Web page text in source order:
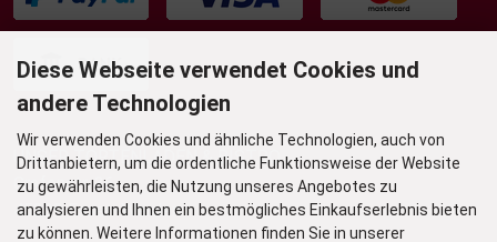
UNSER TORTENLADEN & BISTRO
Grafenstr. 36
45239 Essen-Werden
Diese Webseite verwendet Cookies und
andere Technologien
Wir verwenden Cookies und ähnliche Technologien, auch von
Drittanbietern, um die ordentliche Funktionsweise der Website
zu gewährleisten, die Nutzung unseres Angebotes zu
analysieren und Ihnen ein bestmögliches Einkaufserlebnis bieten
zu können. Weitere Informationen finden Sie in unserer